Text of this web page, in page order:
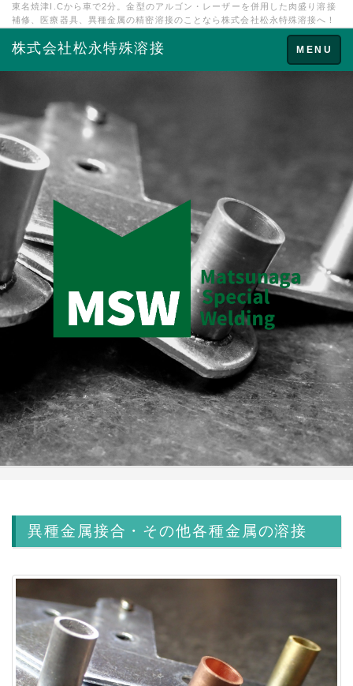
東名焼津I.Cから車で2分。金型のアルゴン・レーザーを併用した肉盛り溶接
補修、医療器具、異種金属の精密溶接のことなら株式会社松永特殊溶接へ！
Toggle
navigation
MENU
株式会社松永特殊溶接
異種金属接合・その他各種金属の溶接